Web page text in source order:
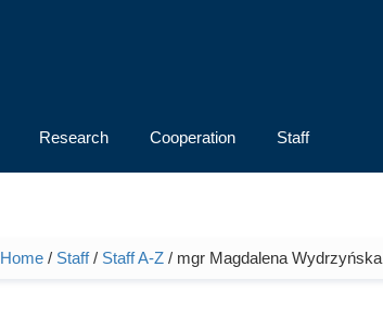
Research Cooperation Staff
You are here
Home/ Staff/ Staff A-Z/ mgr Magdalena Wydrzyńska